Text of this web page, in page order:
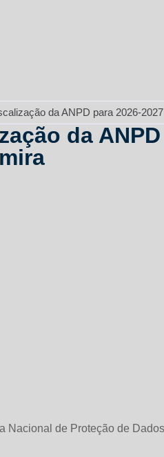
da ANPD para 2026-
da
Nacional de Proteção de